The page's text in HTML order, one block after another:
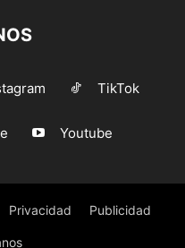
TikTok
Youtube
Privacidad Publicidad